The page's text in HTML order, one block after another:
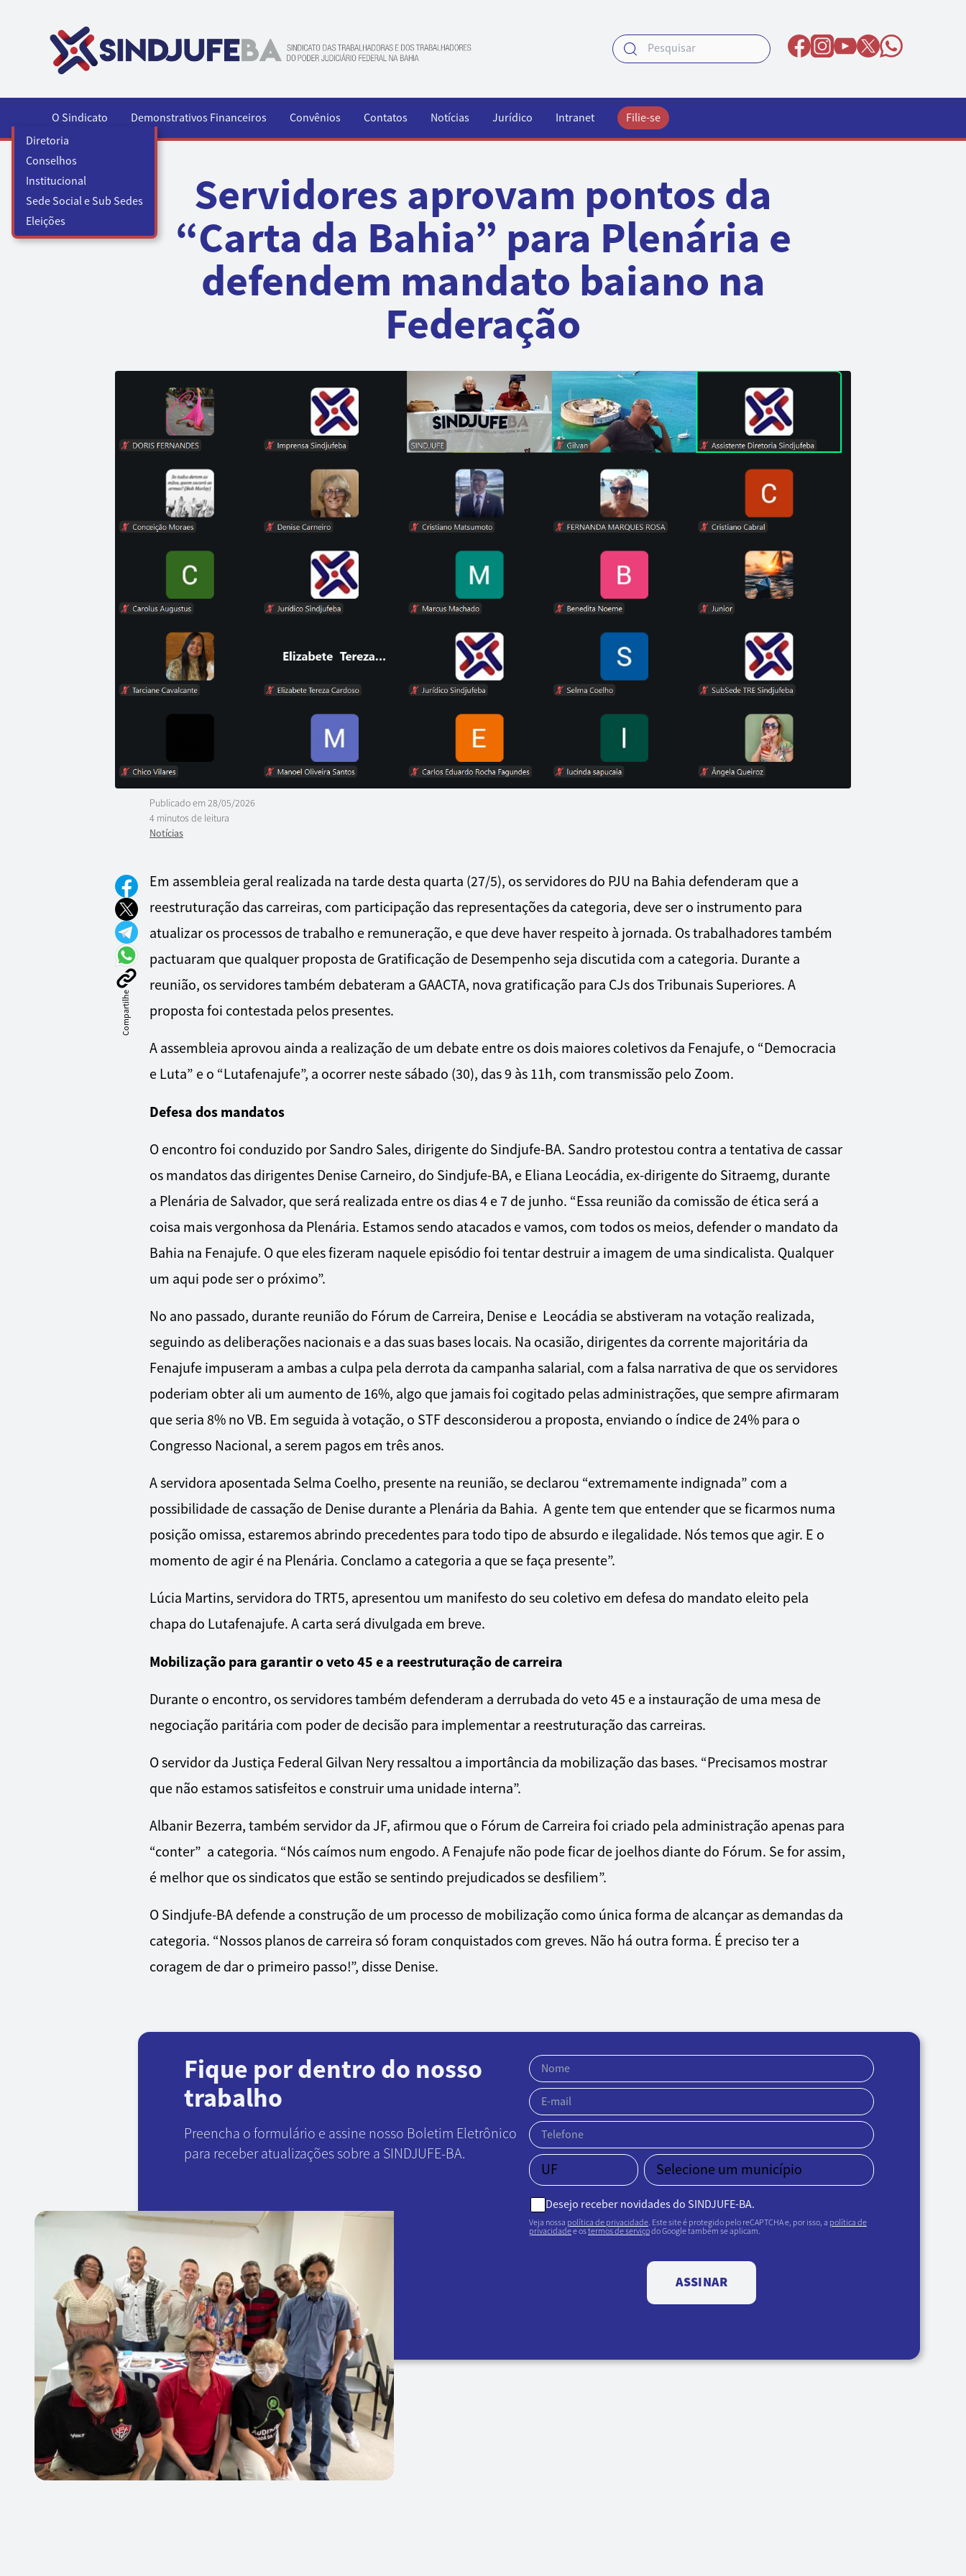
O Sindicato
Diretoria
Conselhos
Institucional
Sede Social e Sub Sedes
Eleições
Demonstrativos Financeiros Convênios Contatos Notícias Jurídico Intranet Filie-se
Servidores aprovam pontos da
“Carta da Bahia” para Plenária e
defendem mandato baiano na
Federação
Publicado em28/05/2026
4 minutos de leitura
Notícias
Compartilhe
Em assembleia geral realizada na tarde desta quarta (27/5), os servidores do PJU na Bahia defenderam que a
reestruturação das carreiras, com participação das representações da categoria, deve ser o instrumento para
atualizar os processos de trabalho e remuneração, e que deve haver respeito à jornada. Os trabalhadores também
pactuaram que qualquer proposta de Gratificação de Desempenho seja discutida com a categoria. Durante a
reunião, os servidores também debateram a GAACTA, nova gratificação para CJs dos Tribunais Superiores. A
proposta foi contestada pelos presentes.
A assembleia aprovou ainda a realização de um debate entre os dois maiores coletivos da Fenajufe, o “Democracia
e Luta” e o “Lutafenajufe”, a ocorrer neste sábado (30), das 9 às 11h, com transmissão pelo Zoom.
Defesa dos mandatos
O encontro foi conduzido por Sandro Sales, dirigente do Sindjufe-BA. Sandro protestou contra a tentativa de cassar
os mandatos das dirigentes Denise Carneiro, do Sindjufe-BA, e Eliana Leocádia, ex-dirigente do Sitraemg, durante
a Plenária de Salvador, que será realizada entre os dias 4 e 7 de junho. “Essa reunião da comissão de ética será a
coisa mais vergonhosa da Plenária. Estamos sendo atacados e vamos, com todos os meios, defender o mandato da
Bahia na Fenajufe. O que eles fizeram naquele episódio foi tentar destruir a imagem de uma sindicalista. Qualquer
um aqui pode ser o próximo”.
No ano passado, durante reunião do Fórum de Carreira, Denise e Leocádia se abstiveram na votação realizada,
seguindo as deliberações nacionais e a das suas bases locais. Na ocasião, dirigentes da corrente majoritária da
Fenajufe impuseram a ambas a culpa pela derrota da campanha salarial, com a falsa narrativa de que os servidores
poderiam obter ali um aumento de 16%, algo que jamais foi cogitado pelas administrações, que sempre afirmaram
que seria 8% no VB. Em seguida à votação, o STF desconsiderou a proposta, enviando o índice de 24% para o
Congresso Nacional, a serem pagos em três anos.
A servidora aposentada Selma Coelho, presente na reunião, se declarou “extremamente indignada” com a
possibilidade de cassação de Denise durante a Plenária da Bahia. A gente tem que entender que se ficarmos numa
posição omissa, estaremos abrindo precedentes para todo tipo de absurdo e ilegalidade. Nós temos que agir. E o
momento de agir é na Plenária. Conclamo a categoria a que se faça presente”.
Lúcia Martins, servidora do TRT5, apresentou um manifesto do seu coletivo em defesa do mandato eleito pela
chapa do Lutafenajufe. A carta será divulgada em breve.
Mobilização para garantir o veto 45 e a reestruturação de carreira
Durante o encontro, os servidores também defenderam a derrubada do veto 45 e a instauração de uma mesa de
negociação paritária com poder de decisão para implementar a reestruturação das carreiras.
O servidor da Justiça Federal Gilvan Nery ressaltou a importância da mobilização das bases. “Precisamos mostrar
que não estamos satisfeitos e construir uma unidade interna”.
Albanir Bezerra, também servidor da JF, afirmou que o Fórum de Carreira foi criado pela administração apenas para
“conter” a categoria. “Nós caímos num engodo. A Fenajufe não pode ficar de joelhos diante do Fórum. Se for assim,
é melhor que os sindicatos que estão se sentindo prejudicados se desfiliem”.
O Sindjufe-BA defende a construção de um processo de mobilização como única forma de alcançar as demandas da
categoria. “Nossos planos de carreira só foram conquistados com greves. Não há outra forma. É preciso ter a
coragem de dar o primeiro passo!”, disse Denise.
Fique por dentro do nosso
trabalho
Preencha o formulário e assine nosso Boletim Eletrônico
para receber atualizações sobre a SINDJUFE-BA.
Desejo receber novidades do SINDJUFE-BA.
Veja nossa política de privacidade. Este site é protegido pelo reCAPTCHA e, por isso, a política de
privacidadee ostermos de serviçodo Google também se aplicam.
ASSINAR